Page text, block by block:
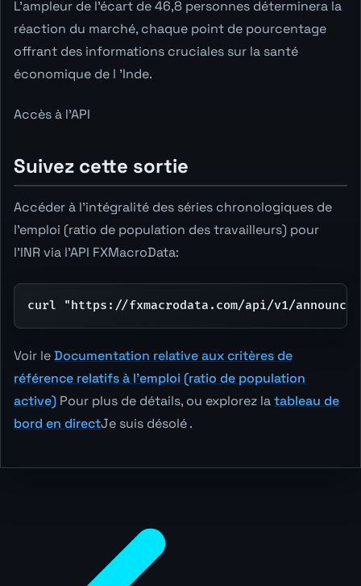
L'ampleur de l'écart de 46,8 personnes déterminera la
réaction du marché, chaque point de pourcentage
offrant des informations cruciales sur la santé
économique de l 'Inde.
Accès à l'API
Suivez cette sortie
Accéder à l'intégralité des séries chronologiques de
l'emploi (ratio de population des travailleurs) pour
l'INR via l'API FXMacroData:
curl "https://fxmacrodata.com/api/v1/
Voir leDocumentation relative aux critères de
référence relatifs à l'emploi (ratio de population
active) Pour plus de détails, ou explorez latableau de
bord en directJe suis désolé .